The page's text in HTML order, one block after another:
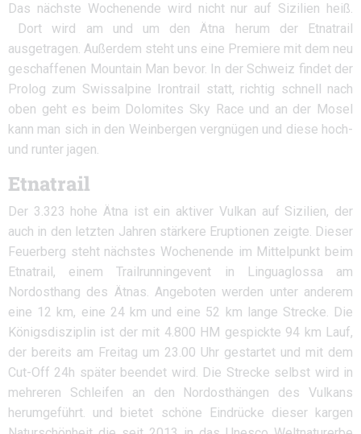
Das nächste Wochenende wird nicht nur auf Sizilien heiß.
Dort wird am und um den Ätna herum der Etnatrail
ausgetragen. Außerdem steht uns eine Premiere mit dem neu
geschaffenen Mountain Man bevor. In der Schweiz findet der
Prolog zum Swissalpine Irontrail statt, richtig schnell nach
oben geht es beim Dolomites Sky Race und an der Mosel
kann man sich in den Weinbergen vergnügen und diese hoch-
und runter jagen.
Etnatrail
Der 3.323 hohe Ätna ist ein aktiver Vulkan auf Sizilien, der
auch in den letzten Jahren stärkere Eruptionen zeigte. Dieser
Feuerberg steht nächstes Wochenende im Mittelpunkt beim
Etnatrail, einem Trailrunningevent in Linguaglossa am
Nordosthang des Ätnas. Angeboten werden unter anderem
eine 12 km, eine 24 km und eine 52 km lange Strecke. Die
Königsdisziplin ist der mit 4.800 HM gespickte 94 km Lauf,
der bereits am Freitag um 23.00 Uhr gestartet und mit dem
Cut-Off 24h später beendet wird. Die Strecke selbst wird in
mehreren Schleifen an den Nordosthängen des Vulkans
herumgeführt. und bietet schöne Eindrücke dieser kargen